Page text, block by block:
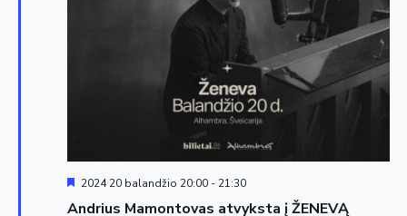
Andrius Mamontovas atvyksta į ŽENEVĄ
Siūloma
2024 20 balandžio 20:00- 21:30